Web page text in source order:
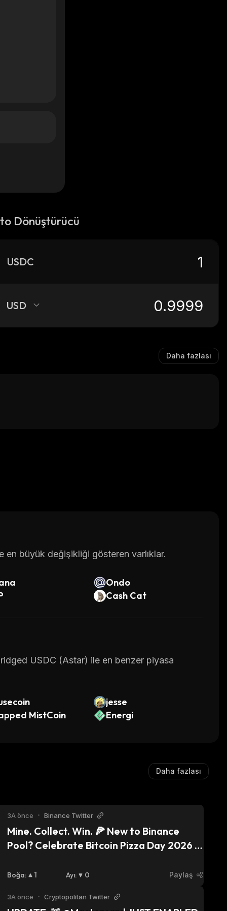
Dönüştürücü
USDC
USD
Daha fazlası
büyük değişikliği gösteren varlıklar.
Ondo
Cash Cat
USDC (Astar) ile en benzer piyasa
jesse
MistCoin Energi
Daha fazlası
3A önce • Binance Twitter
Mine. Collect. Win. 🍕 New to Binance
Pool? Celebrate Bitcoin Pizza Day 2026
sharing in $USDC rewards from 2 reward
Boğa: 1 Ayı: 0 Paylaş
3A önce • Cryptopolitan Twitter